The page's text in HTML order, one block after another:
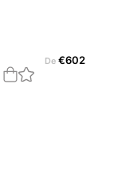
De €602